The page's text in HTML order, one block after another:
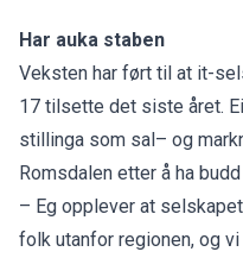
Har auka staben
Veksten har ført til at it-
17 tilsette det siste året.
stillinga som sal– og
Romsdalen etter å ha
– Eg opplever at
folk utanfor regionen, og